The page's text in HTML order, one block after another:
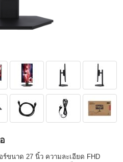
ร์ขนาด 27 นิ้ว ความละเอียด FHD